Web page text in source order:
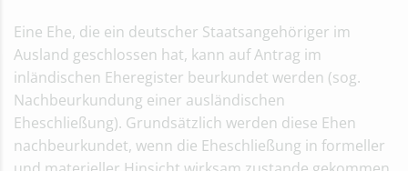
Eine Ehe, die ein deutscher Staatsangehöriger im
Ausland geschlossen hat, kann auf Antrag im
inländischen Eheregister beurkundet werden (sog.
Nachbeurkundung einer ausländischen
Eheschließung). Grundsätzlich werden diese Ehen
nachbeurkundet, wenn die Eheschließung in formeller